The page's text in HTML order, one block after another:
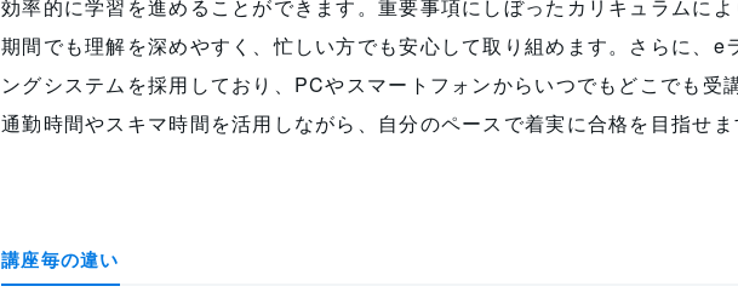
効率的に学習を進めることができます。重要事項にしぼったカリキュラムによ
期間でも理解を深めやすく、忙しい方でも安心して取り組めます。さらに、e
ングシステムを採用しており、PCやスマートフォンからいつでもどこでも受講
通勤時間やスキマ時間を活用しながら、自分のペースで着実に合格を目指せま
講座毎の違い